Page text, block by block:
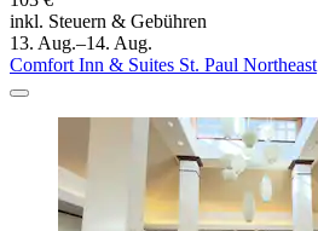
inkl. Steuern & Gebühren
13. Aug.–14. Aug.
Comfort Inn & Suites St. Paul Northeast